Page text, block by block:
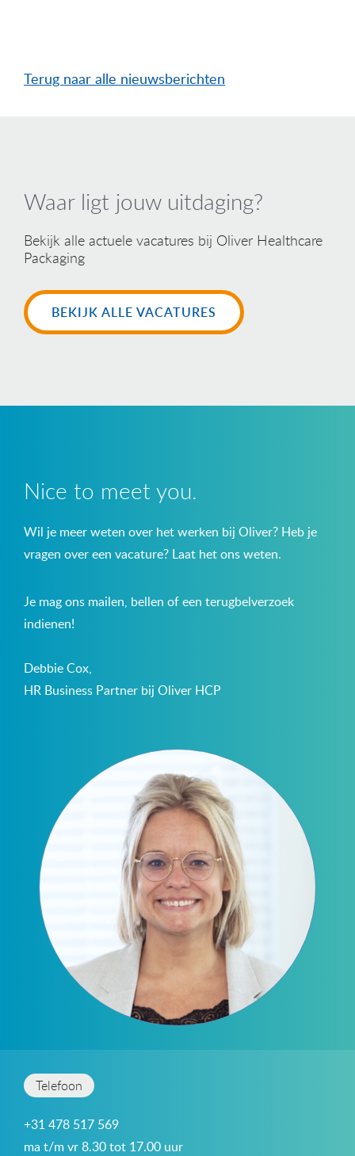
Terug naar alle nieuwsberichten
Waar ligt jouw uitdaging?
Bekijk alle actuele vacatures bij Oliver Healthcare
Packaging
BEKIJK ALLE VACATURES
Nice to meet you.
Wil je meer weten over het werken bij Oliver? Heb je
vragen over een vacature? Laat het ons weten.
Je mag ons mailen, bellen of een terugbelverzoek
indienen!
Debbie Cox,
HR Business Partner bij Oliver HCP
Telefoon
+31 478 517 569
ma t/m vr 8.30 tot 17.00 uur